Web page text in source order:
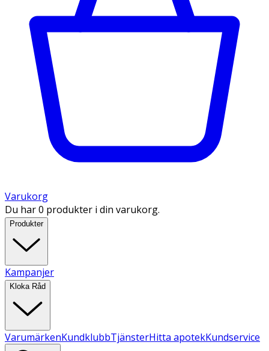
Varukorg
Du har 0 produkter i din varukorg.
Produkter
Kampanjer
Kloka Råd
VarumärkenKundklubbTjänsterHitta apotekKundservice